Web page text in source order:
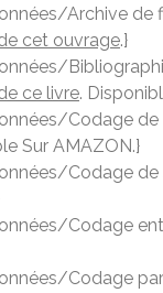
Archive de
cet ouvrage.}
ce livre.
Codage de
Sur AMAZON.}
Codage de
Codage
Codage